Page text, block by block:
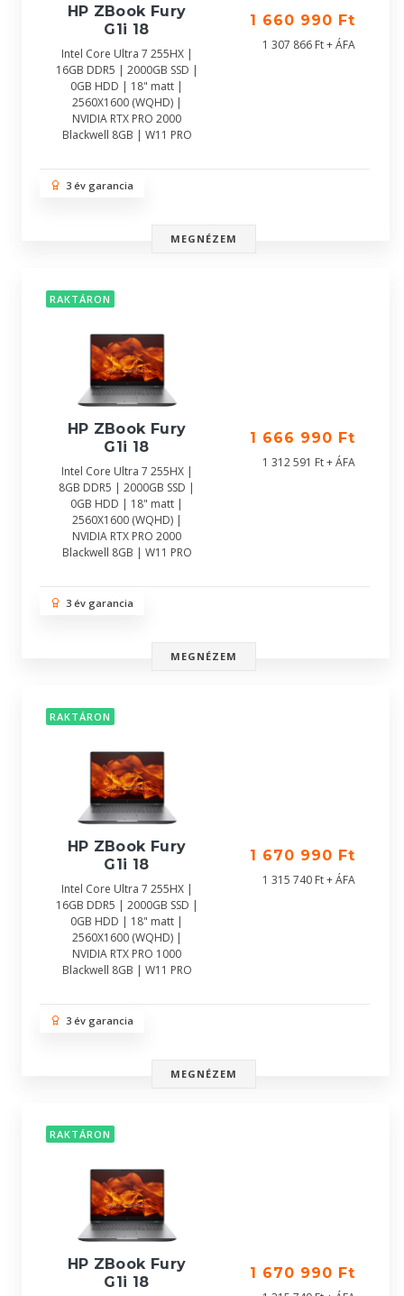
HP ZBook Fury
G1i 18
Intel Core Ultra 7 255HX |
16GB DDR5 | 2000GB SSD |
0GB HDD | 18" matt |
2560X1600 (WQHD) |
NVIDIA RTX PRO 2000
Blackwell 8GB | W11 PRO
1 660 990 Ft
1 307 866 Ft + ÁFA
3 év garancia
MEGNÉZEM
RAKTÁRON
HP ZBook Fury
G1i 18
Intel Core Ultra 7 255HX |
8GB DDR5 | 2000GB SSD |
0GB HDD | 18" matt |
2560X1600 (WQHD) |
NVIDIA RTX PRO 2000
Blackwell 8GB | W11 PRO
1 666 990 Ft
1 312 591 Ft + ÁFA
3 év garancia
MEGNÉZEM
RAKTÁRON
HP ZBook Fury
G1i 18
Intel Core Ultra 7 255HX |
16GB DDR5 | 2000GB SSD |
0GB HDD | 18" matt |
2560X1600 (WQHD) |
NVIDIA RTX PRO 1000
Blackwell 8GB | W11 PRO
1 670 990 Ft
1 315 740 Ft + ÁFA
3 év garancia
MEGNÉZEM
RAKTÁRON
HP ZBook Fury
G1i 18
1 670 990 Ft